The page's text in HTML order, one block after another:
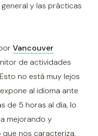
y las prácticas
Vancouver
de actividades
no está muy lejos
al idioma ante
de 5 horas al día, lo
mejorando y
nos caracteriza.